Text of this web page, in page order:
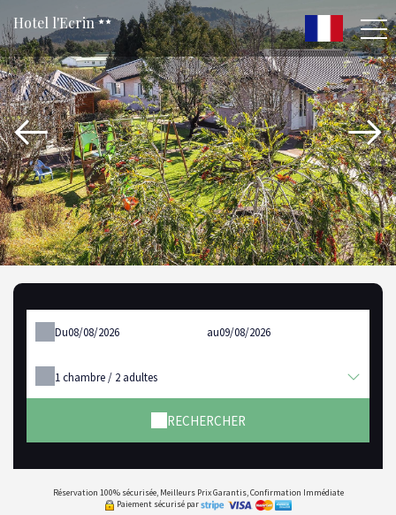
Hotel l'Ecrin
Du au
1chambre / 2 adultes
RECHERCHER
Réservation 100% sécurisée, Meilleurs Prix Garantis, Confirmation Immédiate
Paiement sécurisé par